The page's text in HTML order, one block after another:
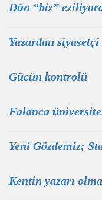
Dün “biz”
Yazardan
Gücün kontrolü
Falanca
Yeni Gözdemiz;
Kentin yazarı